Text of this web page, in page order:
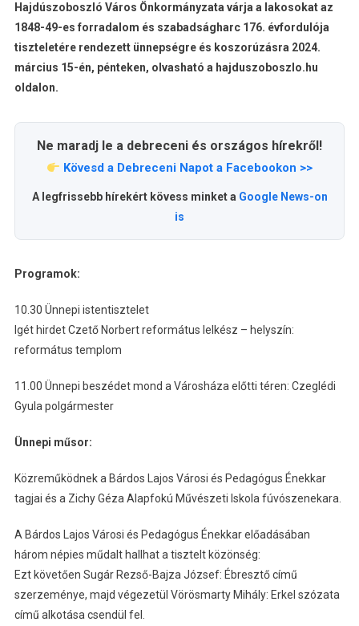
Hajdúszoboszló Város Önkormányzata várja a lakosokat az
1848-49-es forradalom és szabadságharc 176. évfordulója
tiszteletére rendezett ünnepségre és koszorúzásra 2024.
március 15-én, pénteken, olvasható a hajduszoboszlo.hu
oldalon.
Ne maradj le a debreceni és országos hírekről!
Kövesd a Debreceni Napot a Facebookon >>
A legfrissebb hírekért kövess minket a Google News-on
is
Programok:
10.30 Ünnepi istentisztelet
Igét hirdet Czető Norbert református lelkész – helyszín:
református templom
11.00 Ünnepi beszédet mond a Városháza előtti téren: Czeglédi
Gyula polgármester
Ünnepi műsor:
Közreműködnek a Bárdos Lajos Városi és Pedagógus Énekkar
tagjai és a Zichy Géza Alapfokú Művészeti Iskola fúvószenekara.
A Bárdos Lajos Városi és Pedagógus Énekkar előadásában
három népies műdalt hallhat a tisztelt közönség:
Ezt követően Sugár Rezső-Bajza József: Ébresztő című
szerzeménye, majd végezetül Vörösmarty Mihály: Erkel szózata
című alkotása csendül fel.